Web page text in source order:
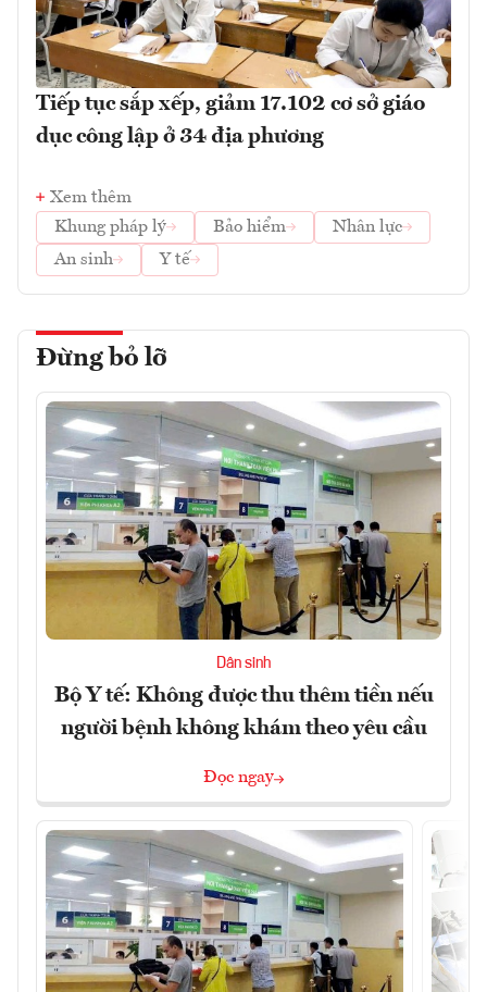
Tiếp tục sắp xếp, giảm 17.102 cơ sở giáo
dục công lập ở 34 địa phương
Xem thêm
Khung pháp lý
Bảo hiểm
Nhân lực
An sinh
Y tế
Đừng bỏ lỡ
Dân sinh
Bộ Y tế: Không được thu thêm tiền nếu
người bệnh không khám theo yêu cầu
Đọc ngay